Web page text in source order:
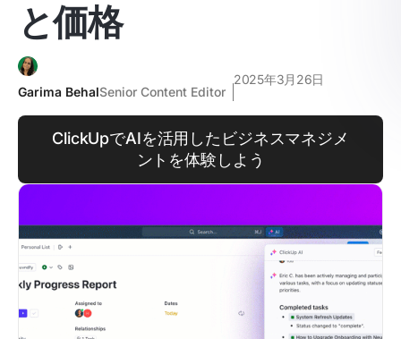
と価格
Garima BehalSenior Content Editor
2025年3月26日
ClickUpでAIを活用したビジネスマネジメ
ントを体験しよう